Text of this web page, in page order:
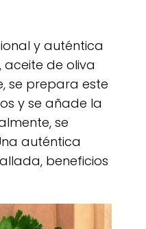
y auténtica
de oliva
se prepara este
y se añade la
se
auténtica
beneficios